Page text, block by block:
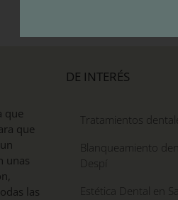
que
que
unas
las
DE INTERÉS
Tratamientos
Blanqueamiento
Despí
Estética Dental en